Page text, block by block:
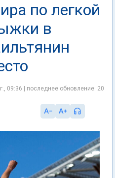
по легкой
в
09:36 | последнее обновление: 20